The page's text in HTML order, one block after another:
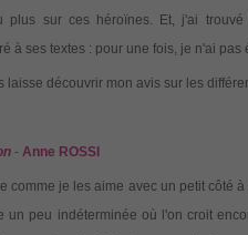
plus sur ces héroïnes. Et, j'ai trouvé
à ses textes : pour une fois, je n'ai
laisse découvrir mon avis sur les
- Anne ROSSI
comme je les aime avec un petit côté à
un peu indéterminée où l'on croit